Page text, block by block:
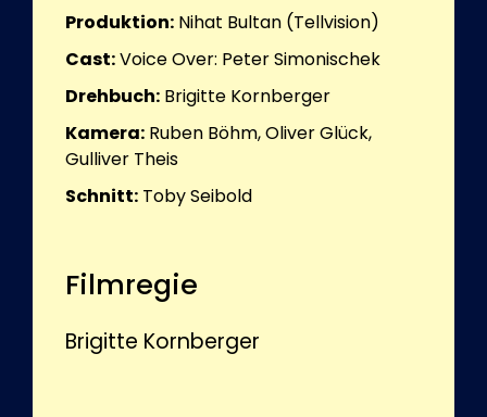
Produktion: Nihat Bultan (Tellvision)
Cast:Voice Over: Peter Simonischek
Drehbuch: Brigitte Kornberger
Kamera: Ruben Böhm, Oliver Glück,
Gulliver Theis
Schnitt: Toby Seibold
Filmregie
Brigitte Kornberger